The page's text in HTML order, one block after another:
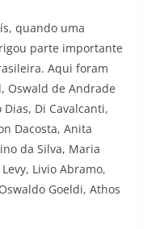
quando uma
parte importante
Aqui foram
Oswald de Andrade
Di Cavalcanti,
Dacosta, Anita
da Silva, Maria
Livio Abramo,
Goeldi, Athos